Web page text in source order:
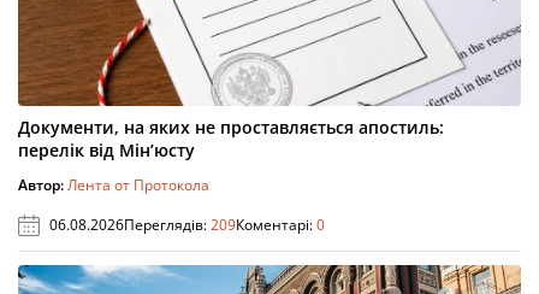
Документи, на яких не проставляється апостиль:
перелік від Мін’юсту
Автор:Лента от Протокола
06.08.2026Переглядів:209Коментарі:0